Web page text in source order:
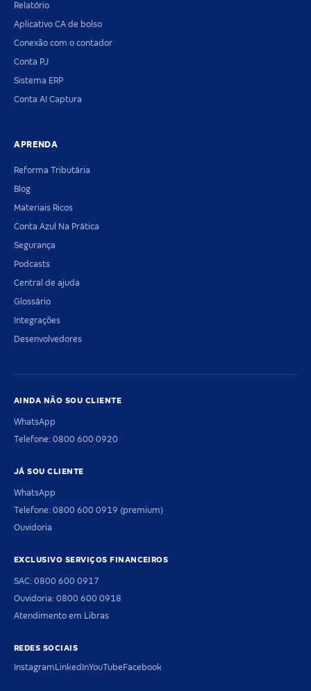
Relatório
Aplicativo CA de bolso
Conexão com o contador
Conta PJ
Sistema ERP
Conta AI Captura
APRENDA
Reforma Tributária
Blog
Materiais Ricos
Conta Azul Na Prática
Segurança
Podcasts
Central de ajuda
Glossário
Integrações
Desenvolvedores
AINDA NÃO SOU CLIENTE
WhatsApp
Telefone: 0800 600 0920
JÁ SOU CLIENTE
WhatsApp
Telefone: 0800 600 0919 (premium)
Ouvidoria
EXCLUSIVO SERVIÇOS FINANCEIROS
SAC: 0800 600 0917
Ouvidoria: 0800 600 0918
Atendimento em Libras
REDES SOCIAIS
InstagramLinkedInYouTubeFacebook